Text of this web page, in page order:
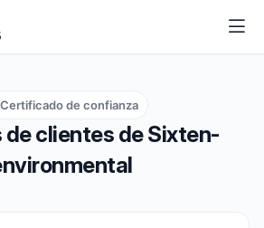
de 10
de clientes de Sixten-
Certificado de confianza